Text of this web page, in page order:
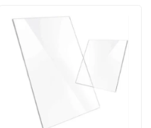
معلومات عنا
جولة في المعمل